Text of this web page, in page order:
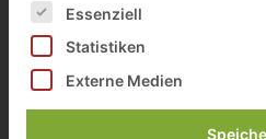
Es folgt eine Liste der Service-
Essenziell
Statistiken
Externe Medien